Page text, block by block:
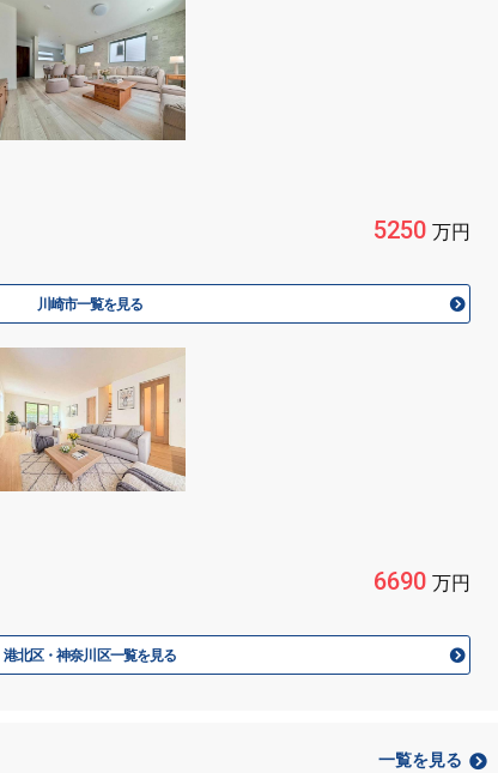
5250万円
川崎市一覧を見る
6690万円
港北区・神奈川区一覧を見る
一覧を見る